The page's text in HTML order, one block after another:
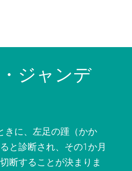
ジャンデ
きに、左足の踵（かか
と診断され、その1か月
断することが決まりま